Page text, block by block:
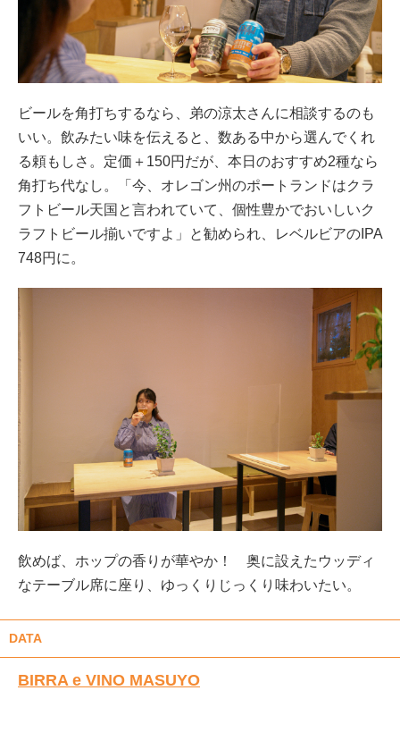
ビールを角打ちするなら、弟の涼太さんに相談するのも
いい。飲みたい味を伝えると、数ある中から選んでくれ
る頼もしさ。定価＋150円だが、本日のおすすめ2種なら
角打ち代なし。「今、オレゴン州のポートランドはクラ
フトビール天国と言われていて、個性豊かでおいしいク
ラフトビール揃いですよ」と勧められ、レベルビアのIPA
748円に。
飲めば、ホップの香りが華やか！ 奥に設えたウッディ
なテーブル席に座り、ゆっくりじっくり味わいたい。
DATA
BIRRA e VINO MASUYO